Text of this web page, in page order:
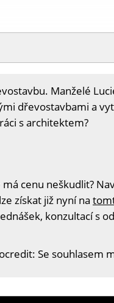
Manželé
dřevostavbami a
s architektem?
cenu neškudlit?
získat již nyní na
konzultací s
Se souhlasem